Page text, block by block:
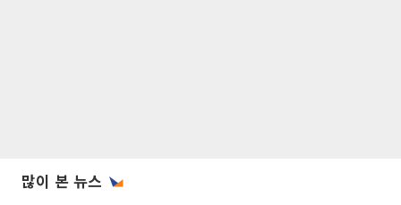
많이 본 뉴스